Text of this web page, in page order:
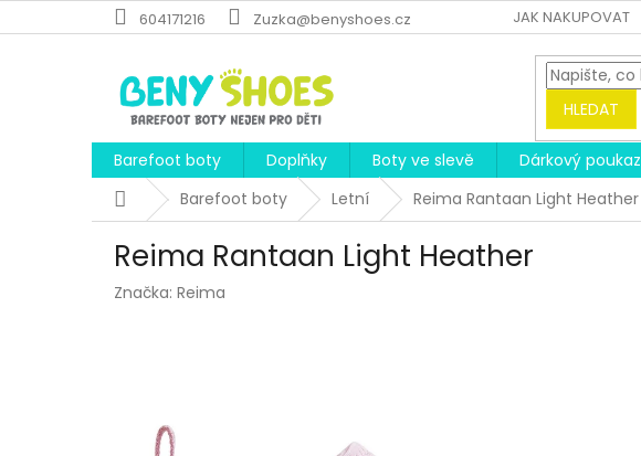
na
604171216 Zuzka@benyshoes.cz JAK NAKUPOVAT
HLEDAT
Barefoot boty Doplňky Boty ve slevě Dárkový poukaz
DomůBarefoot boty Letní Reima Rantaan Light Heather
Reima Rantaan Light Heather
Značka: Reima